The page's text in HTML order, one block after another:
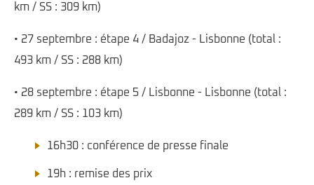
km / SS : 309 km)
• 27 septembre : étape 4 / Badajoz - Lisbonne (total :
493 km / SS : 288 km)
• 28 septembre : étape 5 / Lisbonne - Lisbonne (total :
289 km / SS : 103 km)
16h30 : conférence de presse finale
19h : remise des prix